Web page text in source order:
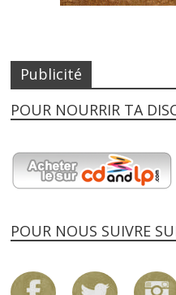
Publicité
POUR NOURRIR TA
POUR NOUS SUIVRE